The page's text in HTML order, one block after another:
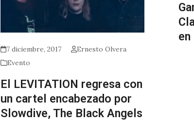
7 diciembre, 2017
Ernesto Olvera
Evento
El LEVITATION regresa con
un cartel encabezado por
Slowdive, The Black Angels
en